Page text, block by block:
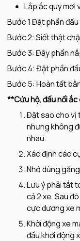
Lắp ắc quy mới
Bước 1 Đặt phần
Bước 2: Siết thật
Bước 3: Đậy phần
Bước 4: Đặt phần
Bước 5: Hoàn tất
**Cứu hộ, đấu nối ắc
Đặt sao cho vị
nhưng không
nhau.
Xác định các
Nhớ dùng
Lưu ý phải tắt
cả 2 xe. Sau
cực dương xe
Khởi động xe
đầu khởi động